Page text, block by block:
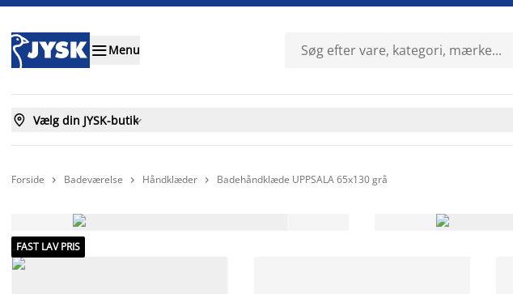
Menu
 Vælg din JYSK-butik
Forside  Badeværelse  Håndklæder  Badehåndklæde UPPSALA 65x130 grå
FAST LAV PRIS